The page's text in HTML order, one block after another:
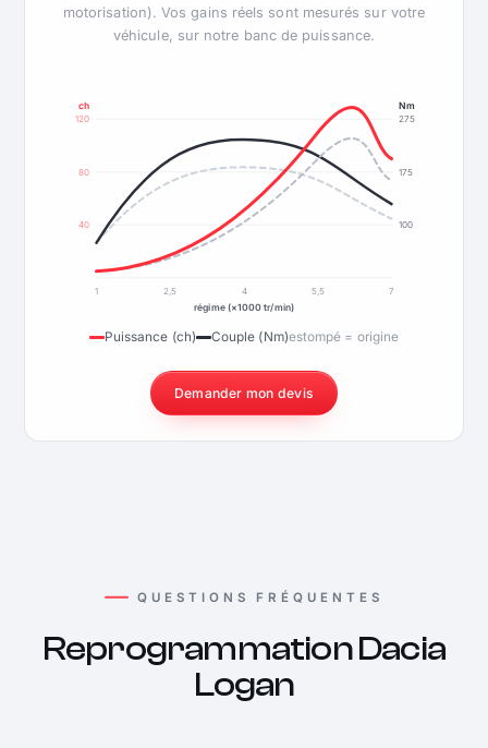
motorisation). Vos gains réels sont mesurés sur votre
véhicule, sur notre banc de puissance.
40
80
120
100
175
275
ch Nm
1 2,5 4 5,5
7
régime (×1000 tr/min)
Puissance (ch) Couple (Nm)estompé = origine
Demander mon devis
QUESTIONS FRÉQUENTES
Reprogrammation Dacia
Logan